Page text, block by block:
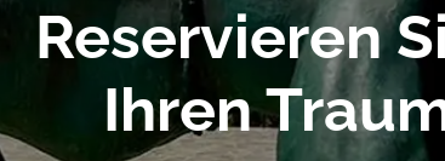
Reservieren
Ihren